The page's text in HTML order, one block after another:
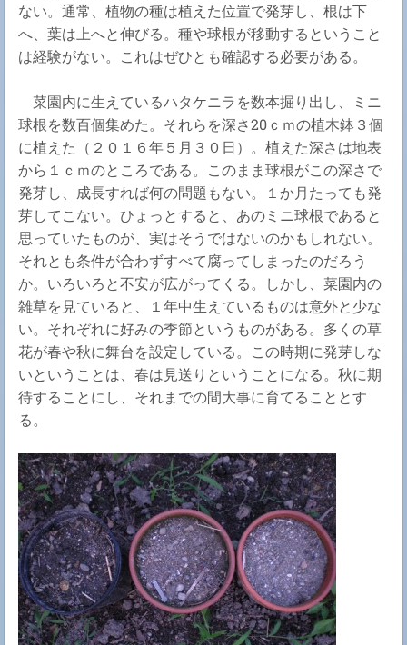
ない。通常、植物の種は植えた位置で発芽し、根は下
へ、葉は上へと伸びる。種や球根が移動するということ
は経験がない。これはぜひとも確認する必要がある。
菜園内に生えているハタケニラを数本掘り出し、ミニ
球根を数百個集めた。それらを深さ20ｃｍの植木鉢３個
に植えた（２０１６年５月３０日）。植えた深さは地表
から１ｃｍのところである。このまま球根がこの深さで
発芽し、成長すれば何の問題もない。１か月たっても発
芽してこない。ひょっとすると、あのミニ球根であると
思っていたものが、実はそうではないのかもしれない。
それとも条件が合わずすべて腐ってしまったのだろう
か。いろいろと不安が広がってくる。しかし、菜園内の
雑草を見ていると、１年中生えているものは意外と少な
い。それぞれに好みの季節というものがある。多くの草
花が春や秋に舞台を設定している。この時期に発芽しな
いということは、春は見送りということになる。秋に期
待することにし、それまでの間大事に育てることとす
る。